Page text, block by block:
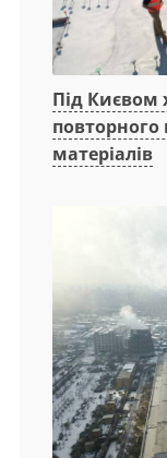
Під Києвом
повторного
матеріалів